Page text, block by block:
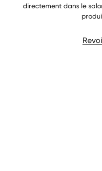
directement dans le